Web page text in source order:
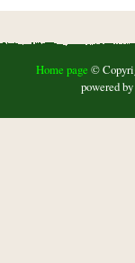
Home page ©
powered by